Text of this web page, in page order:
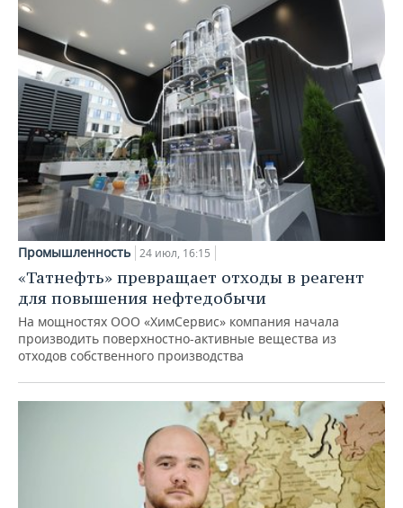
Промышленность 24 июл, 16:15
«Татнефть» превращает отходы в реагент
для повышения нефтедобычи
На мощностях ООО «ХимСервис» компания начала
производить поверхностно-активные вещества из
отходов собственного производства